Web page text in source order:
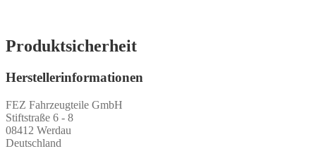
Produktsicherheit
Herstellerinformationen
FEZ Fahrzeugteile GmbH
Stiftstraße 6 - 8
08412 Werdau
Deutschland